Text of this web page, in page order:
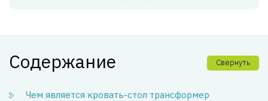
Содержание Свернуть
Чем является кровать-стол трансформер